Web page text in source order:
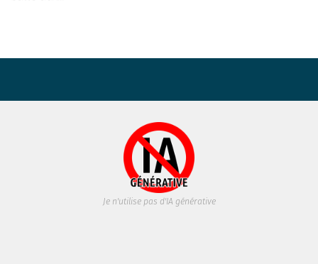
Je n'utilise pas d'IA générative